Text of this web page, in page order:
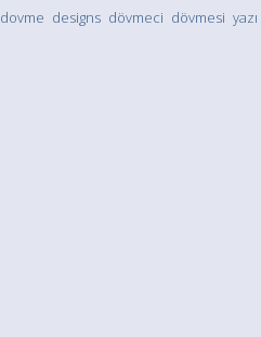
dovme designs dövmeci dövmesi yazı